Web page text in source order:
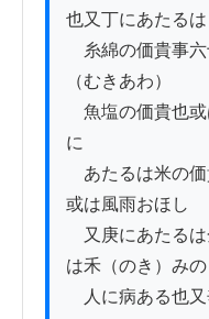
也又丁にあたるは
糸綿の価貴事六
（むきあわ）
魚塩の価貴也或
に
あたるは米の価
或は風雨おほし
又庚にあたるは
は禾（のき）み
人に病ある也又